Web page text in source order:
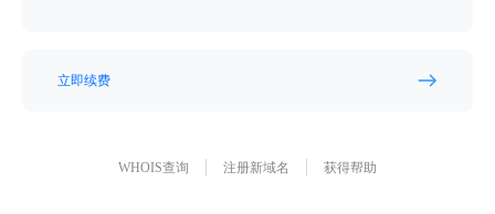
立即续费
WHOIS查询 注册新域名 获得帮助